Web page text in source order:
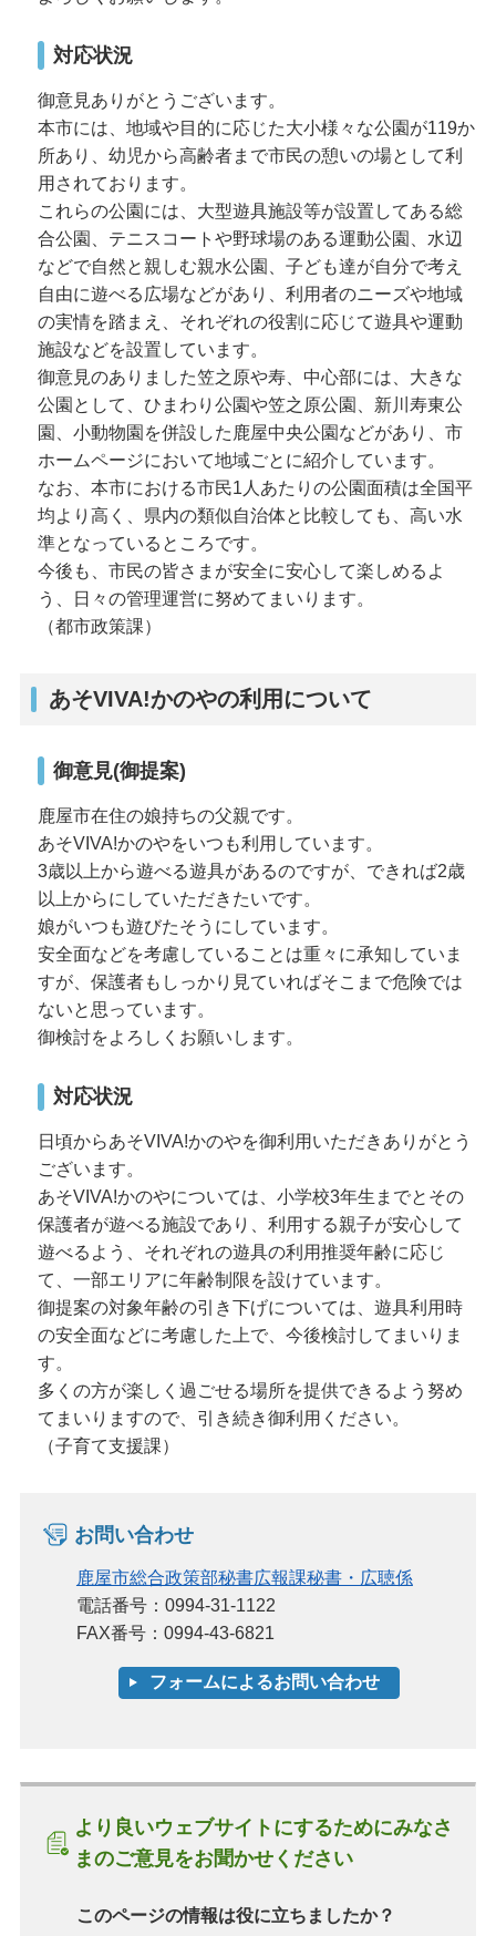
対応状況
御意見ありがとうございます。
本市には、地域や目的に応じた大小様々な公園が119か
所あり、幼児から高齢者まで市民の憩いの場として利
用されております。
これらの公園には、大型遊具施設等が設置してある総
合公園、テニスコートや野球場のある運動公園、水辺
などで自然と親しむ親水公園、子ども達が自分で考え
自由に遊べる広場などがあり、利用者のニーズや地域
の実情を踏まえ、それぞれの役割に応じて遊具や運動
施設などを設置しています。
御意見のありました笠之原や寿、中心部には、大きな
公園として、ひまわり公園や笠之原公園、新川寿東公
園、小動物園を併設した鹿屋中央公園などがあり、市
ホームページにおいて地域ごとに紹介しています。
なお、本市における市民1人あたりの公園面積は全国平
均より高く、県内の類似自治体と比較しても、高い水
準となっているところです。
今後も、市民の皆さまが安全に安心して楽しめるよ
う、日々の管理運営に努めてまいります。
（都市政策課）
あそVIVA!かのやの利用について
御意見(御提案)
鹿屋市在住の娘持ちの父親です。
あそVIVA!かのやをいつも利用しています。
3歳以上から遊べる遊具があるのですが、できれば2歳
以上からにしていただきたいです。
娘がいつも遊びたそうにしています。
安全面などを考慮していることは重々に承知していま
すが、保護者もしっかり見ていればそこまで危険では
ないと思っています。
御検討をよろしくお願いします。
対応状況
日頃からあそVIVA!かのやを御利用いただきありがとう
ございます。
あそVIVA!かのやについては、小学校3年生までとその
保護者が遊べる施設であり、利用する親子が安心して
遊べるよう、それぞれの遊具の利用推奨年齢に応じ
て、一部エリアに年齢制限を設けています。
御提案の対象年齢の引き下げについては、遊具利用時
の安全面などに考慮した上で、今後検討してまいりま
す。
多くの方が楽しく過ごせる場所を提供できるよう努め
てまいりますので、引き続き御利用ください。
（子育て支援課）
お問い合わせ
鹿屋市総合政策部秘書広報課秘書・広聴係
電話番号：0994-31-1122
FAX番号：0994-43-6821
より良いウェブサイトにするためにみなさ
まのご意見をお聞かせください
このページの情報は役に立ちましたか？